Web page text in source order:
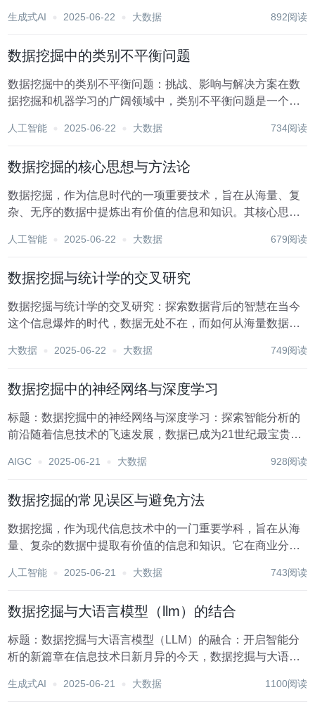
争的面貌。然而，AI系统的效能与可靠性很大程度上依赖于
生成式AI 2025-06-22 大数据 892阅读
数据挖掘中的类别不平衡问题
数据挖掘中的类别不平衡问题：挑战、影响与解决方案在数
据挖掘和机器学习的广阔领域中，类别不平衡问题是一个普
样本数量存在显著差异。例如，在欺诈检测、疾病诊断和稀
人工智能 2025-06-22 大数据 734阅读
数据挖掘的核心思想与方法论
数据挖掘，作为信息时代的一项重要技术，旨在从海量、复
杂、无序的数据中提炼出有价值的信息和知识。其核心思想
展，也深刻影响了商业决策、科学研究、医疗健康等多个领
人工智能 2025-06-22 大数据 679阅读
数据挖掘与统计学的交叉研究
数据挖掘与统计学的交叉研究：探索数据背后的智慧在当今
这个信息爆炸的时代，数据无处不在，而如何从海量数据中
挖掘与统计学，作为两大处理和分析数据的科学方法，它们
大数据 2025-06-22 大数据 749阅读
数据挖掘中的神经网络与深度学习
标题：数据挖掘中的神经网络与深度学习：探索智能分析的
前沿随着信息技术的飞速发展，数据已成为21世纪最宝贵的
息，成为企业决策、科学研究乃至日常生活的重要课题。在
AIGC 2025-06-21 大数据 928阅读
数据挖掘的常见误区与避免方法
数据挖掘，作为现代信息技术中的一门重要学科，旨在从海
量、复杂的数据中提取有价值的信息和知识。它在商业分
而，数据挖掘过程中也隐藏着一些常见误区，这些误区如果
误...
人工智能 2025-06-21 大数据 743阅读
数据挖掘与大语言模型（llm）的结合
标题：数据挖掘与大语言模型（LLM）的融合：开启智能分
析的新篇章在信息技术日新月异的今天，数据挖掘与大语言
为推动人工智能领域发展的关键力量。这一融合不仅深化了
生成式AI 2025-06-21 大数据 1100阅读